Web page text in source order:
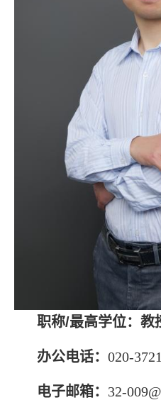
职称/最高学位：教
办公电话： 020-
电子邮箱： 32-